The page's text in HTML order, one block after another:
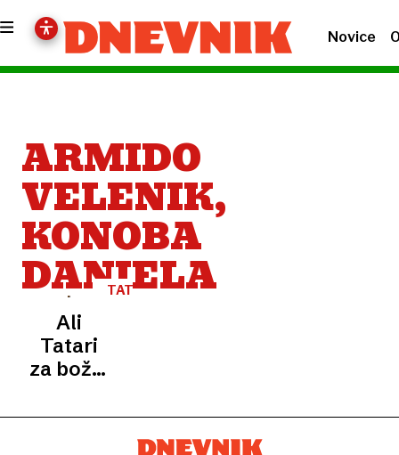
Novice
ARMIDO
VELENIK,
KONOBA
DANIELA
TATARSKI
Ali
Tatari
za božič
tatarski